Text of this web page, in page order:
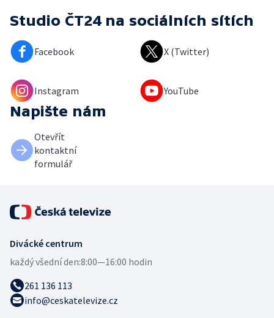
Studio ČT24 na sociálních sítích
Facebook X (Twitter)
Instagram YouTube
Napište nám
Otevřít
kontaktní
formulář
Divácké centrum
každý všední den:8:00—16:00 hodin
261 136 113
info@ceskatelevize.cz